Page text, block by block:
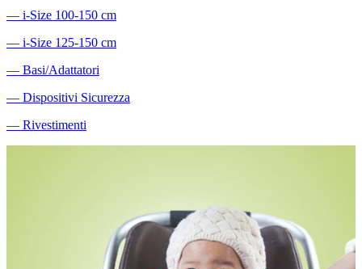
― i-Size 100-150 cm
― i-Size 125-150 cm
― Basi/Adattatori
― Dispositivi Sicurezza
― Rivestimenti